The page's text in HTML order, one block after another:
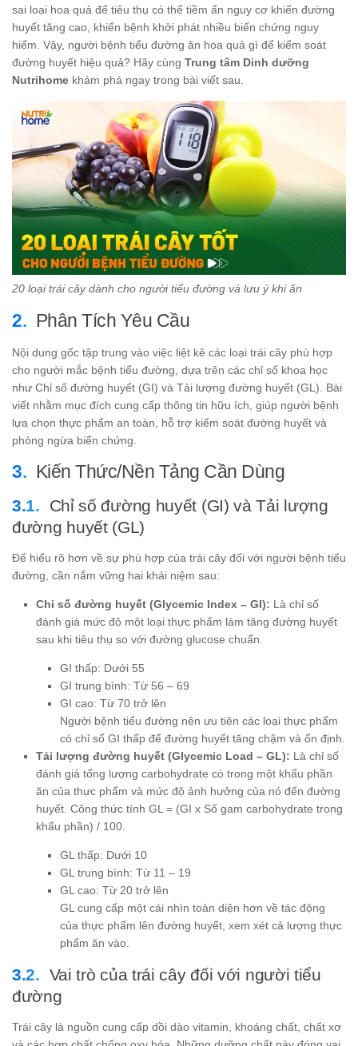
sai loại hoa quả để tiêu thụ có thể tiềm ẩn nguy cơ khiến đường
huyết tăng cao, khiến bệnh khởi phát nhiều biến chứng nguy
hiểm. Vậy, người bệnh tiểu đường ăn hoa quả gì để kiểm soát
đường huyết hiệu quả? Hãy cùng Trung tâm Dinh dưỡng
Nutrihome khám phá ngay trong bài viết sau.
20 loại trái cây dành cho người tiểu đường và lưu ý khi ăn
Phân Tích Yêu Cầu
Nội dung gốc tập trung vào việc liệt kê các loại trái cây phù hợp
cho người mắc bệnh tiểu đường, dựa trên các chỉ số khoa học
như Chỉ số đường huyết (GI) và Tải lượng đường huyết (GL). Bài
viết nhằm mục đích cung cấp thông tin hữu ích, giúp người bệnh
lựa chọn thực phẩm an toàn, hỗ trợ kiểm soát đường huyết và
phòng ngừa biến chứng.
Kiến Thức/Nền Tảng Cần Dùng
Chỉ số đường huyết (GI) và Tải lượng
đường huyết (GL)
Để hiểu rõ hơn về sự phù hợp của trái cây đối với người bệnh tiểu
đường, cần nắm vững hai khái niệm sau:
Chỉ số đường huyết (Glycemic Index – GI): Là chỉ số
đánh giá mức độ một loại thực phẩm làm tăng đường huyết
sau khi tiêu thụ so với đường glucose chuẩn.
GI thấp: Dưới 55
GI trung bình: Từ 56 – 69
GI cao: Từ 70 trở lên
Người bệnh tiểu đường nên ưu tiên các loại thực phẩm
có chỉ số GI thấp để đường huyết tăng chậm và ổn định.
Tải lượng đường huyết (Glycemic Load – GL): Là chỉ số
đánh giá tổng lượng carbohydrate có trong một khẩu phần
ăn của thực phẩm và mức độ ảnh hưởng của nó đến đường
huyết. Công thức tính GL = (GI x Số gam carbohydrate trong
khẩu phần) / 100.
GL thấp: Dưới 10
GL trung bình: Từ 11 – 19
GL cao: Từ 20 trở lên
GL cung cấp một cái nhìn toàn diện hơn về tác động
của thực phẩm lên đường huyết, xem xét cả lượng thực
phẩm ăn vào.
Vai trò của trái cây đối với người tiểu
đường
Trái cây là nguồn cung cấp dồi dào vitamin, khoáng chất, chất xơ